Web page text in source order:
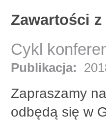
Zawartości
Cykl
Publikacja:
Zapraszamy
odbędą się w